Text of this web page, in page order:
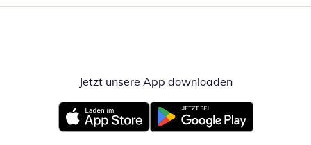
Jetzt unsere App downloadenÖffnet in
Öffnet in neuem FensterÖffnet in neuem Fenster